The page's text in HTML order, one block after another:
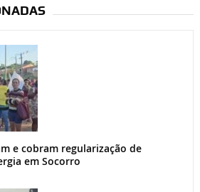
e cobram regularização de
em Socorro